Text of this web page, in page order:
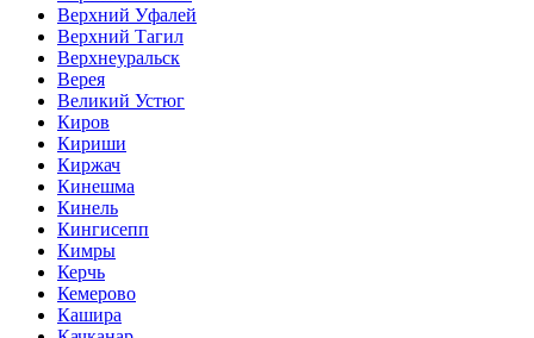
Верхний Уфалей
Верхний Тагил
Верхнеуральск
Верея
Великий Устюг
Киров
Кириши
Киржач
Кинешма
Кинель
Кингисепп
Кимры
Керчь
Кемерово
Кашира